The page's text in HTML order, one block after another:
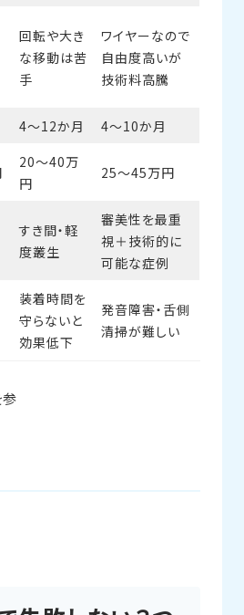
回転や大き
な移動は苦
手
ワイヤーなので
自由度高いが
技術料高騰
4～12か月
4～10か月
20～40万
円
25～45万円
すき間・軽
度叢生
審美性を最重
視＋技術的に
可能な症例
装着時間を
守らないと
効果低下
発音障害・舌側
清掃が難しい